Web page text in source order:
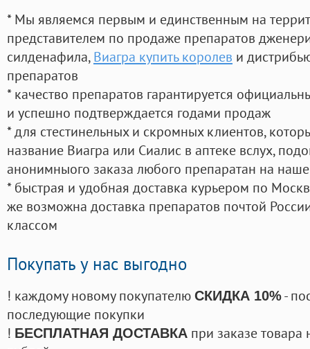
* Мы являемся первым и единственным на
представителем по продаже препаратов
силденафила, Виагра купить королев и
препаратов
* качество препаратов гарантируется
и успешно подтверждается годами продаж
* для стестинельных и скромных клиентов,
название Виагра или Сиалис в аптеке вслух,
анонимныого заказа любого препаратан на
* быстрая и удобная доставка курьером по
же возможна доставка препаратов почтой
классом
Покупать у нас выгодно
! каждому новому покупателю СКИДКА 10%-
последующие покупки
! БЕСПЛАТНАЯ ДОСТАВКА при заказе